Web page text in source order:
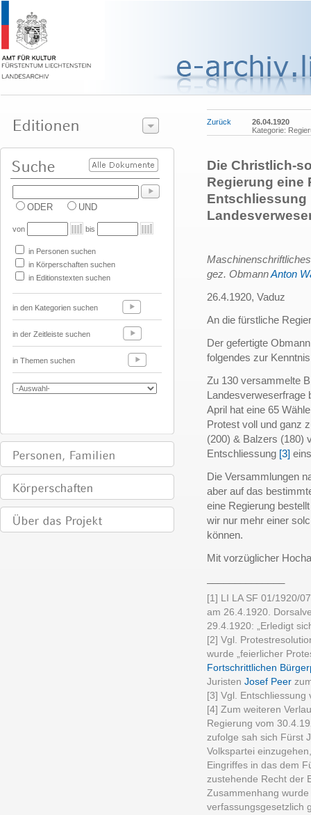
ODER UND
von bis
in Personen suchen
in Körperschaften suchen
in Editionstexten suchen
in den Kategorien suchen
in der Zeitleiste suchen
in Themen suchen
Zurück
26.04.1920
Kategorie:
Die Christlich-
Regierung eine
Entschliessung
gez. ObmannAnton
26.4.1920, Vaduz
An die fürstliche
Der gefertigte
folgendes zur
Zu 130 versammelte
Landesverweserfrage
April hat eine 65
Protest voll und ganz
(200) & Balzers (180)
Entschliessung [3]
Die Versammlungen
aber auf das
eine Regierung
wir nur mehr einer
können.
Mit vorzüglicher
[1] LI LA SF 01/1920/
am 26.4.1920.
29.4.1920: „Erledigt
[2] Vgl.
wurde „feierlicher
Fortschrittlichen
Juristen Josef Peer
[3] Vgl.
[4] Zum weiteren
Regierung vom
zufolge sah sich Fürst
Volkspartei
Eingriffes in das dem
zustehende Recht der
Zusammenhang
verfassungsgesetzlich